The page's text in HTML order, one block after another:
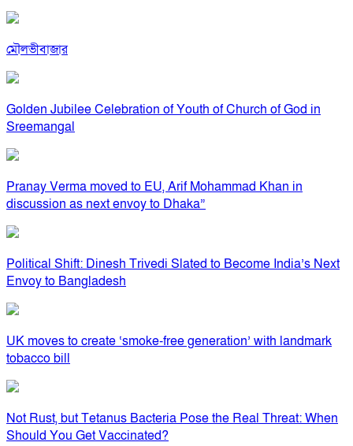
মৌলভীবাজার
Golden Jubilee Celebration of Youth of Church of God in
Sreemangal
Pranay Verma moved to EU, Arif Mohammad Khan in
discussion as next envoy to Dhaka”
Political Shift: Dinesh Trivedi Slated to Become India’s Next
Envoy to Bangladesh
UK moves to create ‘smoke-free generation’ with landmark
tobacco bill
Not Rust, but Tetanus Bacteria Pose the Real Threat: When
Should You Get Vaccinated?